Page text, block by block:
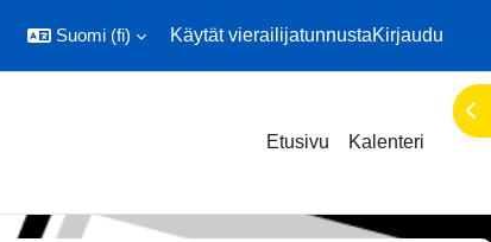
Suomi ‎(fi)‎ Käytät vierailijatunnustaKirjaudu
Etusivu Kalenteri